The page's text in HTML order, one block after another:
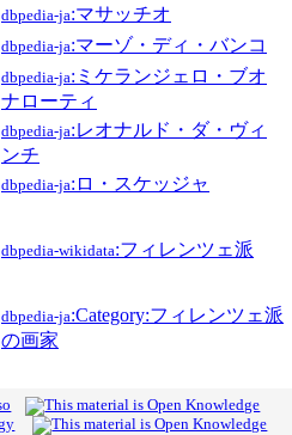
dbpedia-ja:マサッチオ
dbpedia-ja:マーゾ・ディ・バンコ
dbpedia-ja:ミケランジェロ・ブオ
ナローティ
dbpedia-ja:レオナルド・ダ・ヴィ
ンチ
dbpedia-ja:ロ・スケッジャ
dbpedia-wikidata:フィレンツェ派
dbpedia-ja:Category:フィレンツェ派
の画家